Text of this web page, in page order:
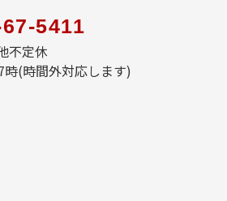
5411
不定休
(時間外対応します)